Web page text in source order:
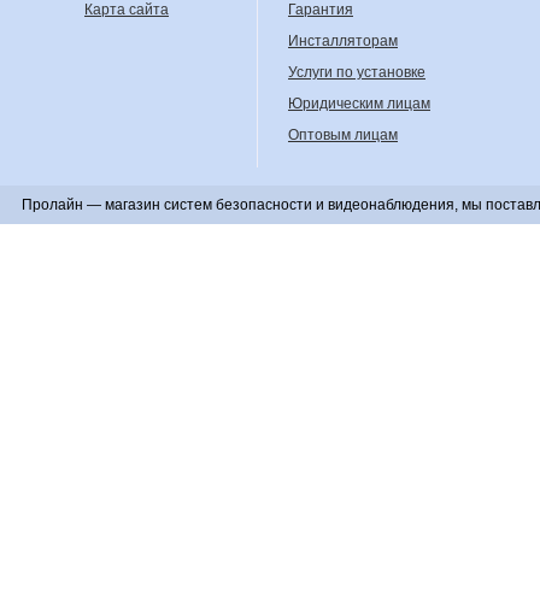
Карта сайта
Гарантия
Инсталляторам
Услуги по установке
Юридическим лицам
Оптовым лицам
Пролайн — магазин систем безопасности и видеонаблюдения, мы